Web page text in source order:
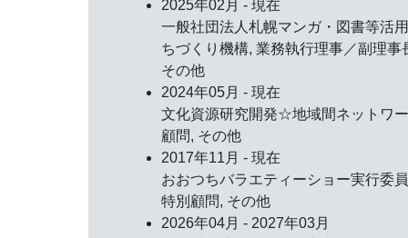
2025年02月 - 現在
一般社団法人札幌マンガ・図書等活
ちづくり機構, 業務執行理事／副理事
その他
2024年05月 - 現在
文化資源研究開発☆地域間ネットワ
顧問, その他
2017年11月 - 現在
おおつちバラエティーショー実行委
特別顧問, その他
2026年04月 - 2027年03月